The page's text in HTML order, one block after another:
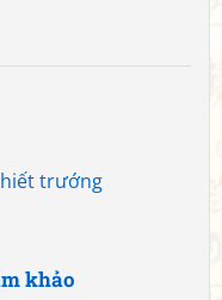
trướng
khảo